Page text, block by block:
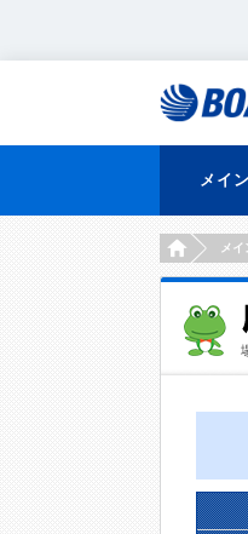
メイ
HOMEメ